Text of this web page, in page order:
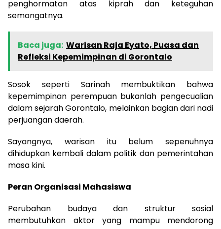
penghormatan atas kiprah dan keteguhan
semangatnya.
Baca juga: Warisan Raja Eyato, Puasa dan
Refleksi Kepemimpinan di Gorontalo
Sosok seperti Sarinah membuktikan bahwa
kepemimpinan perempuan bukanlah pengecualian
dalam sejarah Gorontalo, melainkan bagian dari nadi
perjuangan daerah.
Sayangnya, warisan itu belum sepenuhnya
dihidupkan kembali dalam politik dan pemerintahan
masa kini.
Peran Organisasi Mahasiswa
Perubahan budaya dan struktur sosial
membutuhkan aktor yang mampu mendorong